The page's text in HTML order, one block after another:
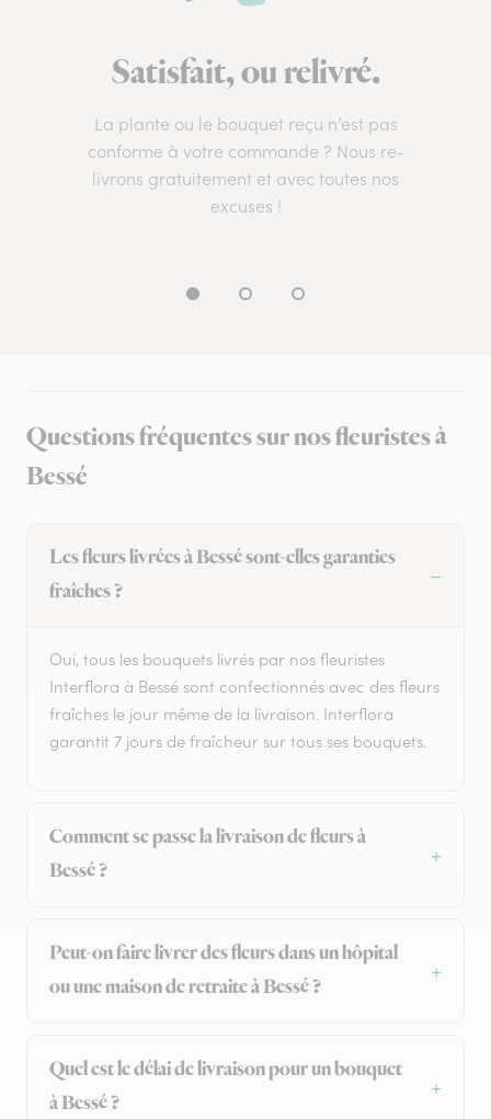
Satisfait, ou relivré.
La plante ou le bouquet reçu n’est pas
conforme à votre commande ? Nous re-
livrons gratuitement et avec toutes nos
excuses !
Questions fréquentes sur nos fleuristes à
Bessé
Les fleurs livrées à Bessé sont-elles garanties
fraîches ?
Oui, tous les bouquets livrés par nos fleuristes
Interflora à Bessé sont confectionnés avec des fleurs
fraîches le jour même de la livraison. Interflora
garantit 7 jours de fraîcheur sur tous ses bouquets.
Comment se passe la livraison de fleurs à
Bessé ?
Peut-on faire livrer des fleurs dans un hôpital
ou une maison de retraite à Bessé ?
Quel est le délai de livraison pour un bouquet
à Bessé ?